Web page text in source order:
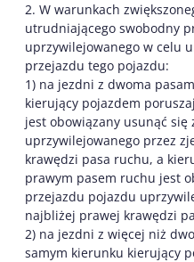
2. W warunkach
utrudniającego swobodny
uprzywilejowanego w celu
przejazdu tego pojazdu:
1) na jezdni z dwoma
kierujący pojazdem
jest obowiązany usunąć
uprzywilejowanego przez
krawędzi pasa ruchu, a
prawym pasem ruchu jest
przejazdu pojazdu
najbliżej prawej krawędzi
2) na jezdni z więcej niż
samym kierunku kierujący